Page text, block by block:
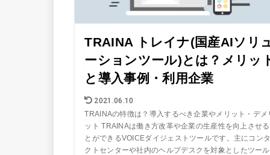
TRAINA トレイナ(国産AIソリ
ーションツール)とは？メリッ
と導入事例・利用企業
2021.06.10
TRAINAの特徴は？導入するべき企業やメリット・デメ
ット TRAINAは働き方改革や企業の生産性を向上させ
とができるVOICEダイジェストツールです。主にコン
クトセンターや社内のヘルプデスクを対象としたツール